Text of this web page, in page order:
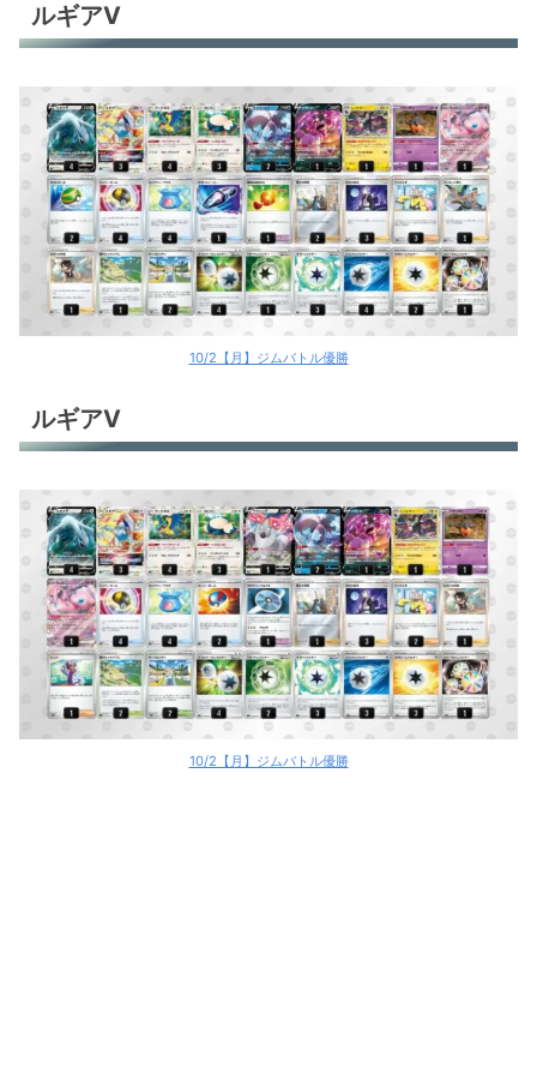
ルギアV
10/2【月】ジムバトル優勝
ルギアV
10/2【月】ジムバトル優勝